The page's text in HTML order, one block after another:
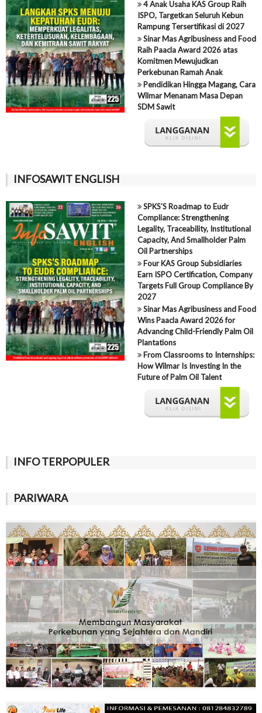
4 Anak Usaha KAS Group Raih
ISPO, Targetkan Seluruh Kebun
Rampung Tersertifikasi di 2027
Sinar Mas Agribusiness and Food
Raih Paacla Award 2026 atas
Komitmen Mewujudkan
Perkebunan Ramah Anak
Pendidikan Hingga Magang, Cara
Wilmar Menanam Masa Depan
SDM Sawit
INFOSAWIT ENGLISH
SPKS’S Roadmap to Eudr
Compliance: Strengthening
Legality, Traceability, Institutional
Capacity, And Smallholder Palm
Oil Partnerships
Four KAS Group Subsidiaries
Earn ISPO Certification, Company
Targets Full Group Compliance By
2027
Sinar Mas Agribusiness and Food
Wins Paacla Award 2026 for
Advancing Child-Friendly Palm Oil
Plantations
From Classrooms to Internships:
How Wilmar Is Investing In the
Future of Palm Oil Talent
INFO TERPOPULER
PARIWARA